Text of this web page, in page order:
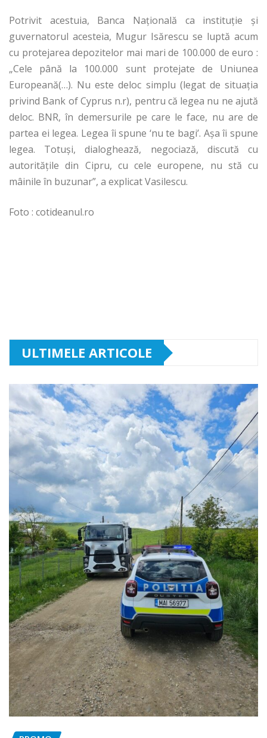
Potrivit acestuia, Banca Națională ca instituție și
guvernatorul acesteia, Mugur Isărescu se luptă acum
cu protejarea depozitelor mai mari de 100.000 de euro :
„Cele până la 100.000 sunt protejate de Uniunea
Europeană(…). Nu este deloc simplu (legat de situaţia
privind Bank of Cyprus n.r), pentru că legea nu ne ajută
deloc. BNR, în demersurile pe care le face, nu are de
partea ei legea. Legea îi spune ‘nu te bagi’. Aşa îi spune
legea. Totuşi, dialoghează, negociază, discută cu
autorităţile din Cipru, cu cele europene, nu stă cu
mâinile în buzunar”, a explicat Vasilescu.
Foto : cotideanul.ro
ULTIMELE ARTICOLE